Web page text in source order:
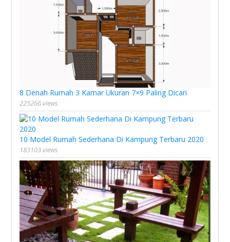
8 Denah Rumah 3 Kamar Ukuran 7×9 Paling Dicari
225266 views
10 Model Rumah Sederhana Di Kampung Terbaru 2020
183103 views